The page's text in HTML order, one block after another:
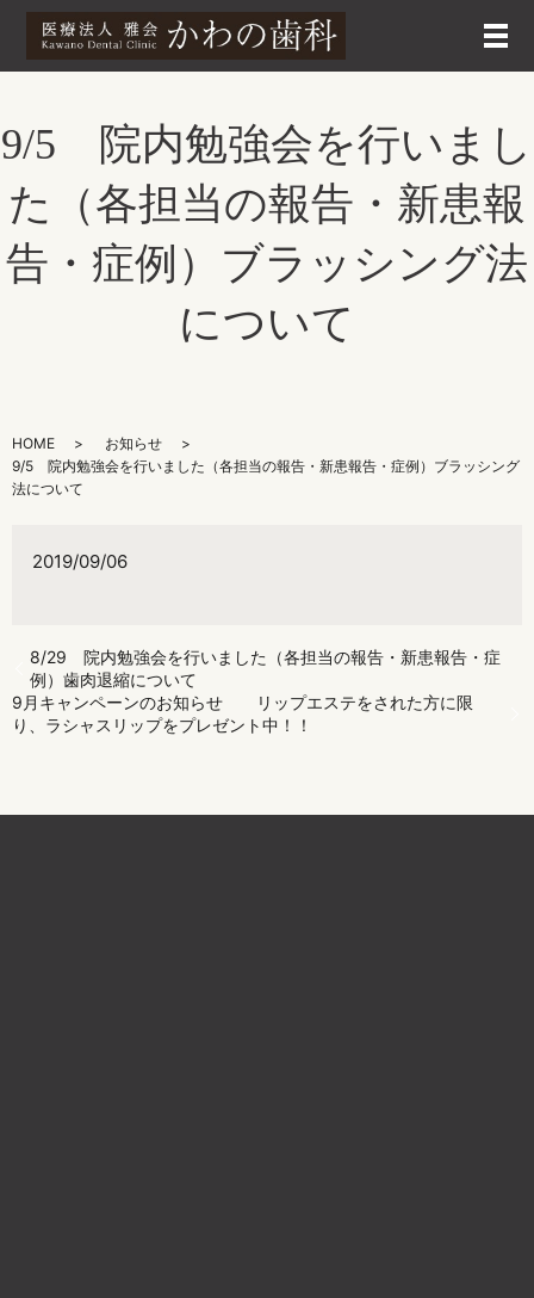
メ
9/5 院内勉強会を行いまし
た（各担当の報告・新患報
告・症例）ブラッシング法
について
HOME
お知らせ
9/5 院内勉強会を行いました（各担当の報告・新患報告・症例）ブラッシング
法について
2019/09/06
8/29 院内勉強会を行いました（各担当の報告・新患報告・症
例）歯肉退縮について
9月キャンペーンのお知らせ リップエステをされた方に限
り、ラシャスリップをプレゼント中！！